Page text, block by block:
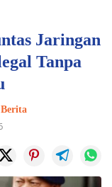
Jaringan
Tanpa
Berita